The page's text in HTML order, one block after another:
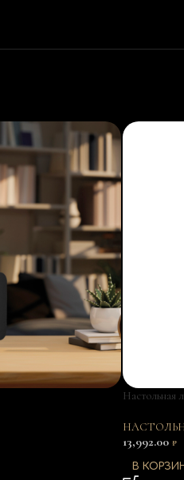
Настольная
13,992.00 ₽
В